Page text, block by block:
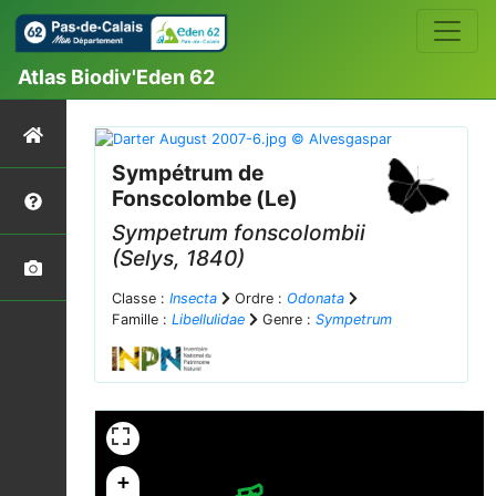
Atlas Biodiv'Eden 62
Sympétrum de
Fonscolombe (Le)
Sympetrum fonscolombii
(Selys, 1840)
Classe : Insecta Ordre : Odonata
Famille : Libellulidae Genre : Sympetrum
+